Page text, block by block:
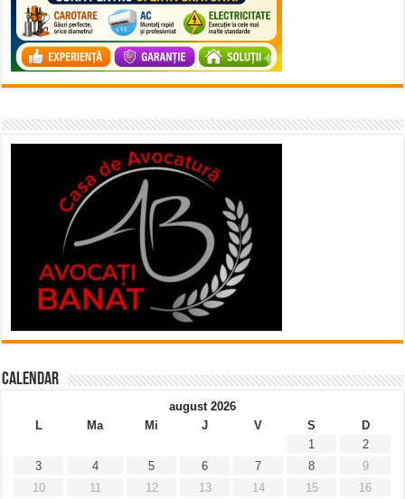
Calendar
august 2026
L
Ma Mi J V S
D
1
2
3
4 5 6 7 8
9
10
11 12 13 14 15
16